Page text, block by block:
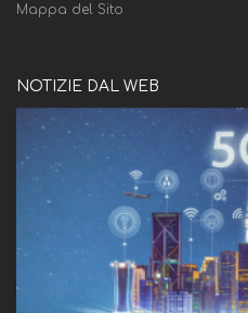
Mappa del Sito
NOTIZIE DAL WEB